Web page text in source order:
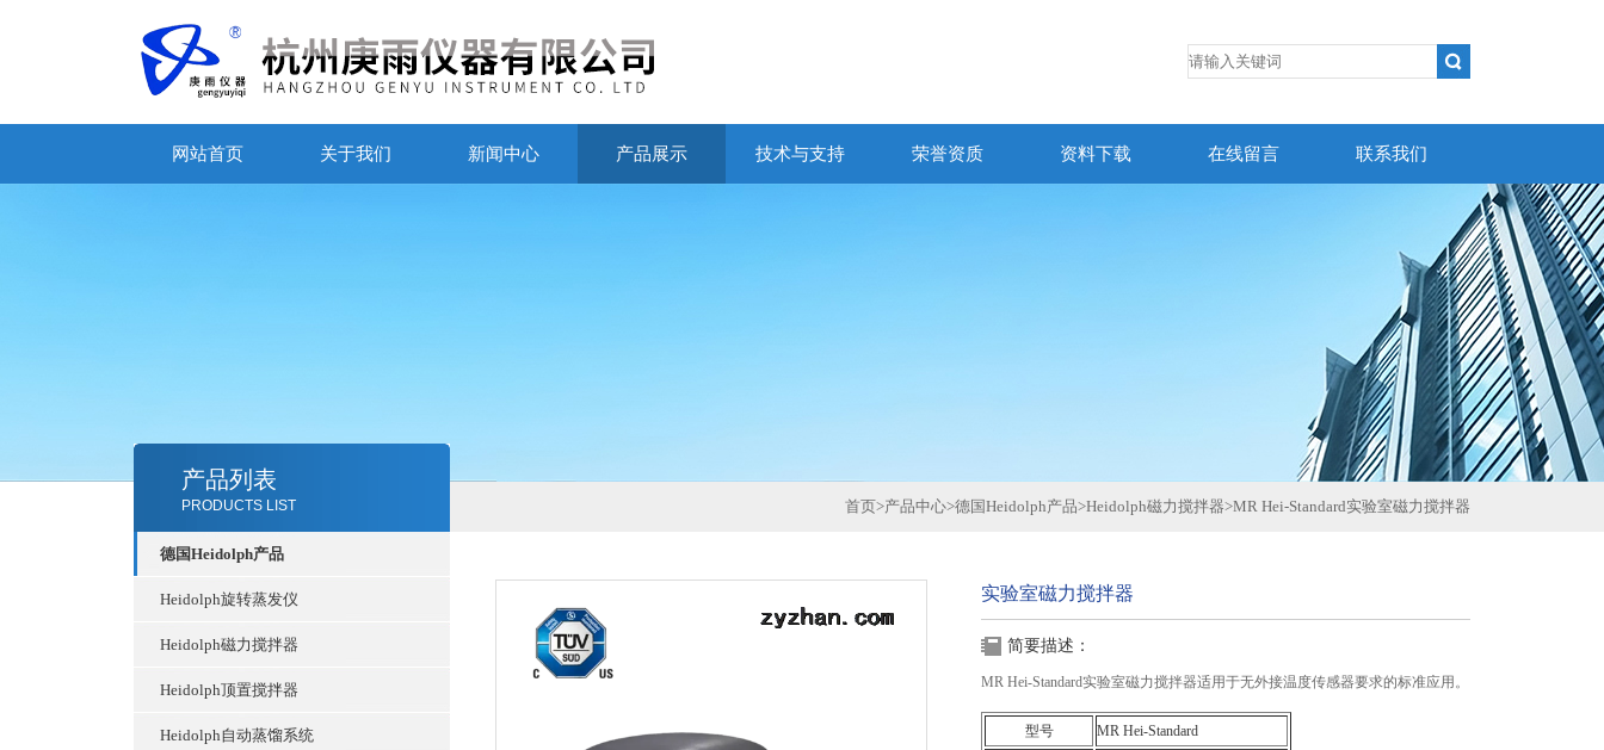
网站首页 关于我们 新闻中心 产品展示 技术与支持 荣誉资质 资料下载 在线留言 联系我们
产品列表
PRODUCTS LIST
德国Heidolph产品
Heidolph旋转蒸发仪
Heidolph磁力搅拌器
Heidolph顶置搅拌器
Heidolph自动蒸馏系统
首页>产品中心>德国Heidolph产品>Heidolph磁力搅拌器>MR Hei-Standard实验室磁力搅拌器
实验室磁力搅拌器
简要描述：
MR Hei-Standard实验室磁力搅拌器适用于无外接温度传感器要求的标准应用。
型号
MR Hei-Standard